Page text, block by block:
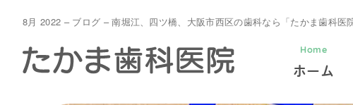
Home
ホーム
8月 2022 – ブログ – 南堀江、四ツ橋、大阪市西区の歯科なら「たかま歯科医